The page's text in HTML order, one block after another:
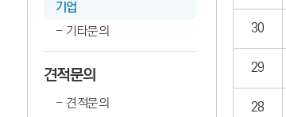
기업
기타문의
견적문의
견적문의
30
29
28